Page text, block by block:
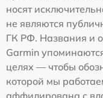
носят
не являются
ГК РФ. Названия и
Garmin
целях — чтобы
которой мы